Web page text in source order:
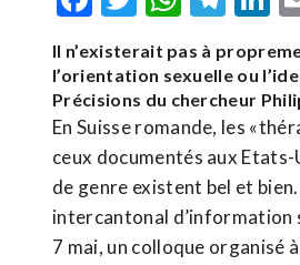
Il n’existerait pas à
l’orientation sexuelle ou
Précisions du chercheur
En Suisse romande, les
ceux documentés aux
de genre existent bel et
intercantonal d’information
7 mai, un colloque organisé